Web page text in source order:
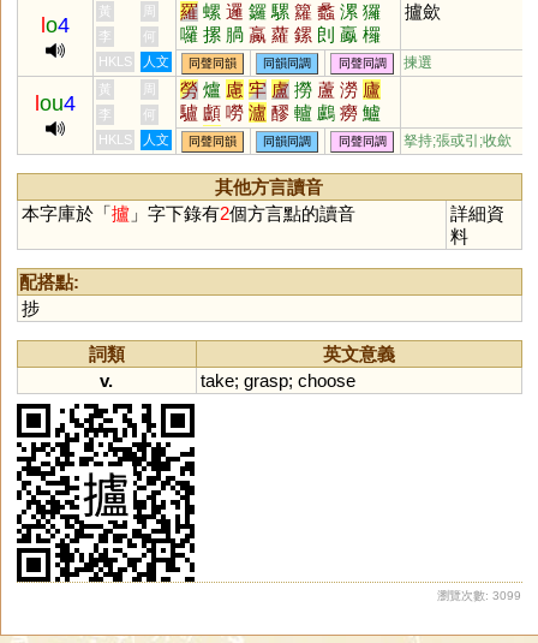
o4
黃 周 羅 螺 邏 鑼 騾 籮 蠡 漯 玀
囉 摞 腡 蠃 蘿 鏍 剆 鸁 欏
覶 儸
攎歛
李
何
HKLS
人文 同聲同韻 同韻同調 同聲同調 揀選
ou4
黃 周 勞 爐 慮 牢 盧 撈 蘆 澇 廬
驢 顱 嘮 瀘 醪 轤 鸕 癆 鱸
壚 臚 鐒 櫨 嶗 纑 艫 獹 璷
嚧 簝 蠦 罏 籚 謱 蟧 簩 僗
玈 浶 鑪
李
何
HKLS
人文 同聲同韻 同韻同調 同聲同調 拏持;張或引;收歛
其他方言讀音
本字庫於「攎」字下錄有2個方言點的讀音
詳細資
料
配搭點:
捗
詞類
英文意義
v.
take; grasp; choose
瀏覽次數: 3099